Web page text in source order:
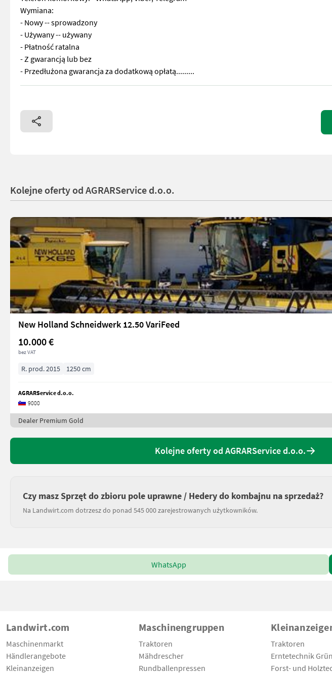
Wymiana:
- Nowy -- sprowadzony
- Używany -- używany
- Płatność ratalna
- Z gwarancją lub bez
- Przedłużona gwarancja za dodatkową opłatą.........
Bardzo zadbany model TX 34 sl z systemem kompensacji nachylenia, klimatyzacją i
Kolejne oferty od AGRARService d.o.o.
New Holland Schneidwerk 12.50 VariFeed
10.000 €
bez VAT
R. prod. 2015 1250 cm
AGRARService d.o.o.
9000
Dealer Premium Gold
Kolejne oferty od AGRARService d.o.o.
Czy masz Sprzęt do zbioru pole uprawne / Hedery do kombajnu na sprzedaż?
Na Landwirt.com dotrzesz do ponad 545 000 zarejestrowanych użytkowników.
WhatsApp
Landwirt.com
Maschinenmarkt
Händlerangebote
Kleinanzeigen
Maschinengruppen
Traktoren
Mähdrescher
Rundballenpressen
Traktoren
Erntetechnik
Forst- und